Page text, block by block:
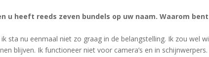
u heeft reeds zeven bundels op uw naam. Waarom
sta nu eenmaal niet zo graag in de belangstelling. Ik zou wel
blijven. Ik functioneer niet voor camera’s en in